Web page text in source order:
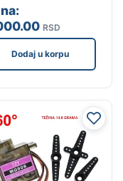
.00 RSD
Dodaj u korpu